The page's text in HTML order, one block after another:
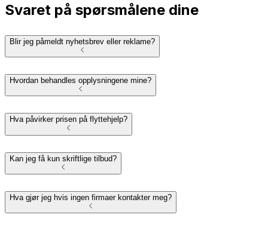
Svaret på spørsmålene dine
Blir jeg påmeldt nyhetsbrev eller reklame?
Hvordan behandles opplysningene mine?
Hva påvirker prisen på flyttehjelp?
Kan jeg få kun skriftlige tilbud?
Hva gjør jeg hvis ingen firmaer kontakter meg?